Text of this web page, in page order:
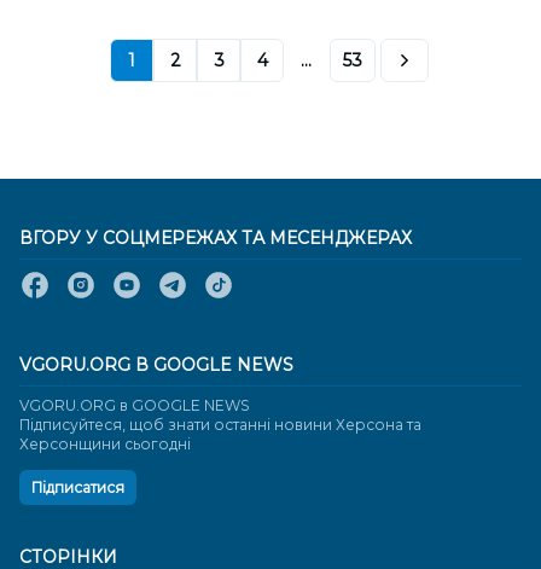
1 2 3 4 ... 53
СТОРІНКИ
ВГОРУ У СОЦМЕРЕЖАХ ТА МЕСЕНДЖЕРАХ
VGORU.ORG В GOOGLE NEWS
VGORU.ORG в GOOGLE NEWS
Підписуйтеся, щоб знати останні новини Херсона та
Херсонщини сьогодні
Підписатися